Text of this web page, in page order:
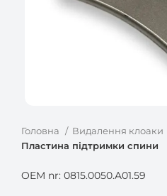
Головна
Видалення клоаки
Пластина підтримки спини
OEM nr: 0815.0050.A01.59